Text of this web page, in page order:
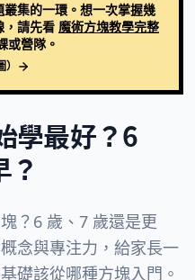
集的一環。想一次掌握幾
，請先看 魔術方塊教學完整
或營隊。
學最好？6
？
？6 歲、7 歲還是更
念與專注力，給家長一
礎該從哪種方塊入門。